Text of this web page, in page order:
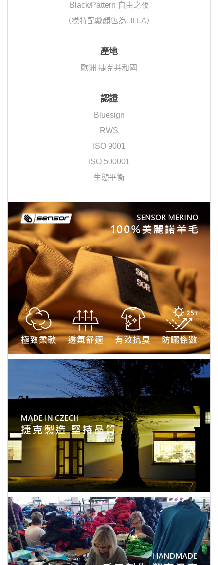
Black/Pattern 自由之夜
（模特配戴顏色為LILLA）
產地
歐洲 捷克共和國
認證
Bluesign
RWS
ISO 9001
ISO 500001
生態平衡